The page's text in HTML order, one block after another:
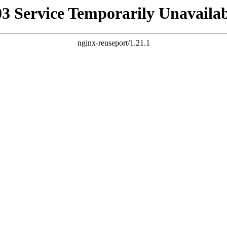
Service Temporarily
nginx-reuseport/1.21.1